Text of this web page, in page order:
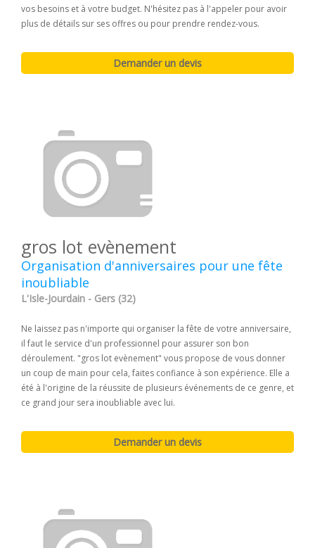
vos besoins et à votre budget. N'hésitez pas à l'appeler pour avoir
plus de détails sur ses offres ou pour prendre rendez-vous.
gros lot evènement
Organisation d'anniversaires pour une fête
inoubliable
L'Isle-Jourdain - Gers (32)
Ne laissez pas n'importe qui organiser la fête de votre anniversaire,
il faut le service d'un professionnel pour assurer son bon
déroulement. "gros lot evènement" vous propose de vous donner
un coup de main pour cela, faites confiance à son expérience. Elle a
été à l'origine de la réussite de plusieurs événements de ce genre, et
ce grand jour sera inoubliable avec lui.